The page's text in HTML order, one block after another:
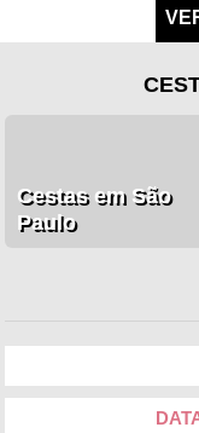
Cestas em São
Paulo